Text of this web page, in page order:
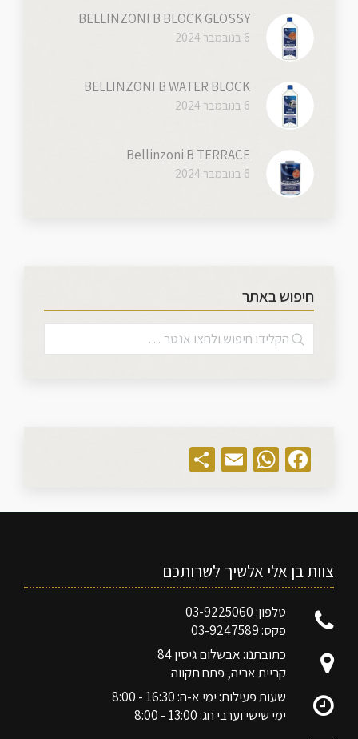
BELLINZONI B BLOCK GLOSSY
6 בנובמבר 2024
BELLINZONI B WATER BLOCK
6 בנובמבר 2024
Bellinzoni B TERRACE
6 בנובמבר 2024
חיפוש באתר
Facebook
WhatsApp
Email
צוות בן אלי אלשיך לשרותכם
טלפון: 03-9225060
פקס: 03-9247589
כתובתנו: אבשלום גיסין 84
קריית אריה, פתח תקווה
שעות פעילות: ימי א-ה: 16:30 - 8:00
ימי שישי וערבי חג: 13:00 - 8:00